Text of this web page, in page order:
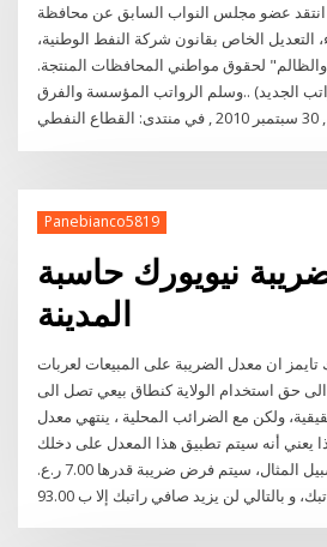
انتقد عضو مجلس النواب السابق عن محافظة
التعديل الخاص بقانون شركة النفط الوطنية،
لحقوق مواطني المحافظات المنتجة.
الجديد) ..وسلم الرواتب المؤسسة والفرق
Panebianco5819
نيويورك حاسبة
المدينة
ان معدل الضريبة على المبيعات لعربات
الى حق استخدام الولاية كنطاق بيعي تصل الى
ولكن مع الضرائب المحلية ، ينتهي معدل
يعني أنه سيتم تطبيق هذا المعدل على دخلك
الإضافي الفوري. على سبيل المثال، سيتم فرض ضريبة قدرها 7.00 ر.ع.